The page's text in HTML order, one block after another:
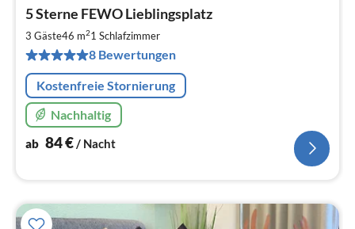
5 Sterne FEWO Lieblingsplatz
3 Gäste46 m21 Schlafzimmer
8 Bewertungen
Kostenfreie Stornierung
Nachhaltig
ab 84€/ Nacht